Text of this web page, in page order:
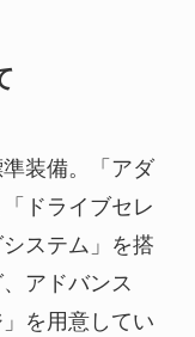
装備。「アダ
ドライブセレ
ステム」を搭
アドバンス
を用意してい